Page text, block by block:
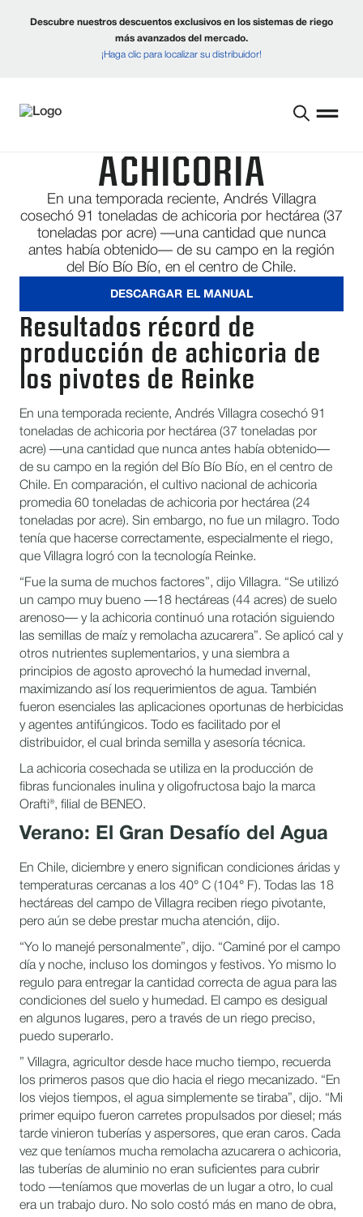
Descubre nuestros descuentos exclusivos en los sistemas de riego
más avanzados del mercado.
¡Haga clic para localizar su distribuidor!
ACHICORIA
En una temporada reciente, Andrés Villagra
cosechó 91 toneladas de achicoria por hectárea (37
toneladas por acre) —una cantidad que nunca
antes había obtenido— de su campo en la región
del Bío Bío Bío, en el centro de Chile.
DESCARGAR EL MANUAL
Resultados récord de
producción de achicoria de
los pivotes de Reinke
En una temporada reciente, Andrés Villagra cosechó 91
toneladas de achicoria por hectárea (37 toneladas por
acre) —una cantidad que nunca antes había obtenido—
de su campo en la región del Bío Bío Bío, en el centro de
Chile. En comparación, el cultivo nacional de achicoria
promedia 60 toneladas de achicoria por hectárea (24
toneladas por acre). Sin embargo, no fue un milagro. Todo
tenía que hacerse correctamente, especialmente el riego,
que Villagra logró con la tecnología Reinke.
“Fue la suma de muchos factores”, dijo Villagra. “Se utilizó
un campo muy bueno —18 hectáreas (44 acres) de suelo
arenoso— y la achicoria continuó una rotación siguiendo
las semillas de maíz y remolacha azucarera”. Se aplicó cal y
otros nutrientes suplementarios, y una siembra a
principios de agosto aprovechó la humedad invernal,
maximizando así los requerimientos de agua. También
fueron esenciales las aplicaciones oportunas de herbicidas
y agentes antifúngicos. Todo es facilitado por el
distribuidor, el cual brinda semilla y asesoría técnica.
La achicoria cosechada se utiliza en la producción de
fibras funcionales inulina y oligofructosa bajo la marca
Orafti®, filial de BENEO.
Verano: El Gran Desafío del Agua
En Chile, diciembre y enero significan condiciones áridas y
temperaturas cercanas a los 40° C (104° F). Todas las 18
hectáreas del campo de Villagra reciben riego pivotante,
pero aún se debe prestar mucha atención, dijo.
“Yo lo manejé personalmente”, dijo. “Caminé por el campo
día y noche, incluso los domingos y festivos. Yo mismo lo
regulo para entregar la cantidad correcta de agua para las
condiciones del suelo y humedad. El campo es desigual
en algunos lugares, pero a través de un riego preciso,
puedo superarlo.
” Villagra, agricultor desde hace mucho tiempo, recuerda
los primeros pasos que dio hacia el riego mecanizado. “En
los viejos tiempos, el agua simplemente se tiraba”, dijo. “Mi
primer equipo fueron carretes propulsados por diesel; más
tarde vinieron tuberías y aspersores, que eran caros. Cada
vez que teníamos mucha remolacha azucarera o achicoria,
las tuberías de aluminio no eran suficientes para cubrir
todo —teníamos que moverlas de un lugar a otro, lo cual
era un trabajo duro. No solo costó más en mano de obra,